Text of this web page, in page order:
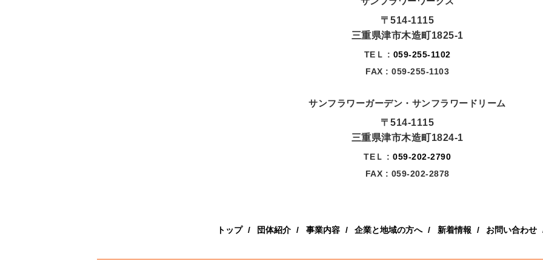
〒514-1115
三重県津市木造町1825-1
TEＬ : 059-255-1102
FAX : 059-255-1103
サンフラワーガーデン・サンフラワードリーム
〒514-1115
三重県津市木造町1824-1
TEＬ : 059-202-2790
FAX : 059-202-2878
トップ 団体紹介 事業内容 企業と地域の方へ 新着情報 お問い合わせ